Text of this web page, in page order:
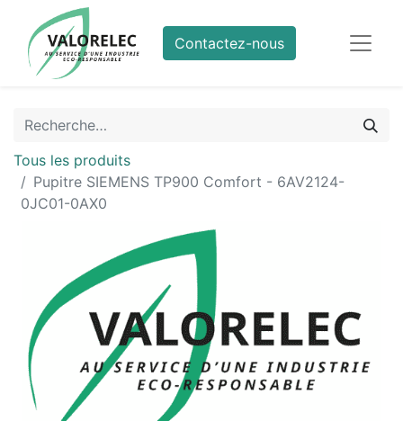
Contactez-nous
Tous les produits
Pupitre SIEMENS TP900 Comfort - 6AV2124-
0JC01-0AX0